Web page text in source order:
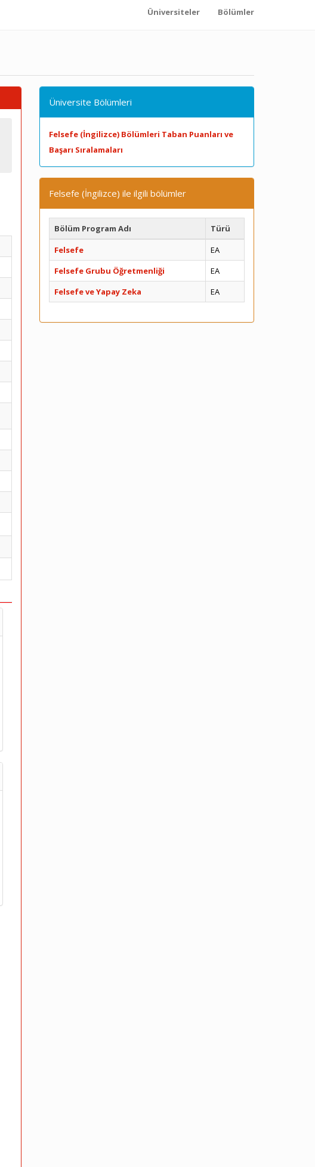
Üniversiteler Bölümler
Üniversite Bölümleri
Felsefe (İngilizce) Bölümleri Taban Puanları ve
Başarı Sıralamaları
Felsefe (İngilizce) ile ilgili bölümler
Bölüm Program Adı
Türü
Felsefe
EA
Felsefe Grubu Öğretmenliği
EA
Felsefe ve Yapay Zeka
EA